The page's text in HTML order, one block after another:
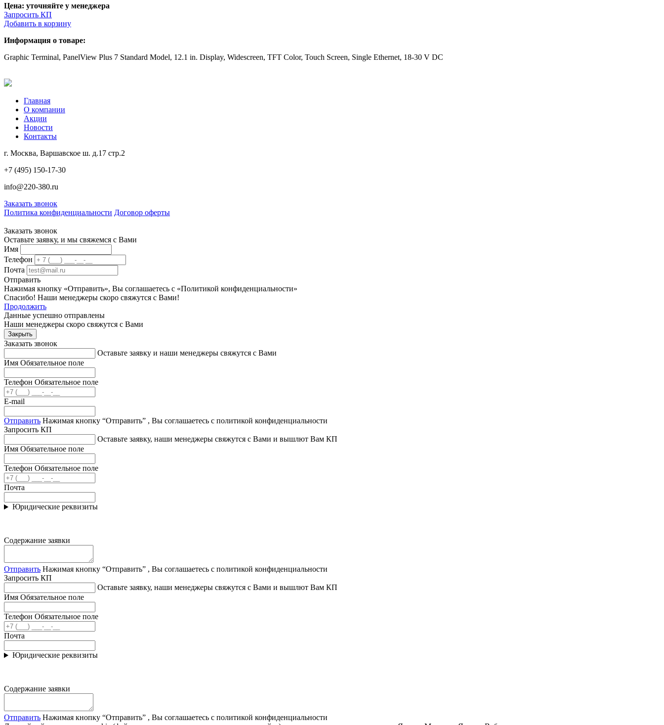
Цена: уточняйте у менеджера
Запросить КП
Добавить в корзину
Информация о товаре:
Graphic Terminal, PanelView Plus 7 Standard Model, 12.1 in. Display, Widescreen, TFT Color, Touch Screen, Single Ethernet, 18-30 V DC
Главная
О компании
Акции
Новости
Контакты
г. Москва, Варшавское ш. д.17 стр.2
+7 (495) 150-17-30
info@220-380.ru
Заказать звонок
Политика конфиденциальности Договор оферты
Заказать звонок
Оставьте заявку, и мы свяжемся с Вами
Имя
Телефон
Почта
Отправить
Нажимая кнопку «Отправить», Вы соглашаетесь с «Политикой конфиденциальности»
Спасибо! Наши менеджеры скоро свяжутся с Вами!
Продолжить
Данные успешно отправлены
Наши менеджеры скоро свяжутся с Вами
Закрыть
Заказать звонок
Оставьте заявку и наши менеджеры свяжутся с Вами
Имя Обязательное поле
Телефон Обязательное поле
E-mail
Отправить Нажимая кнопку “Отправить” , Вы соглашаетесь с политикой конфиденциальности
Запросить КП
Оставьте заявку, наши менеджеры свяжутся с Вами и вышлют Вам КП
Имя Обязательное поле
Телефон Обязательное поле
Почта
Юридические реквизиты
Содержание заявки
Отправить Нажимая кнопку “Отправить” , Вы соглашаетесь с политикой конфиденциальности
Запросить КП
Оставьте заявку, наши менеджеры свяжутся с Вами и вышлют Вам КП
Имя Обязательное поле
Телефон Обязательное поле
Почта
Юридические реквизиты
Содержание заявки
Отправить Нажимая кнопку “Отправить” , Вы соглашаетесь с политикой конфиденциальности